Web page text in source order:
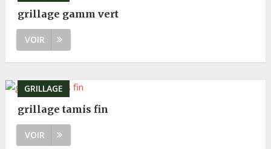
grillage gamm vert
VOIR
GRILLAGE
grillage tamis fin
VOIR